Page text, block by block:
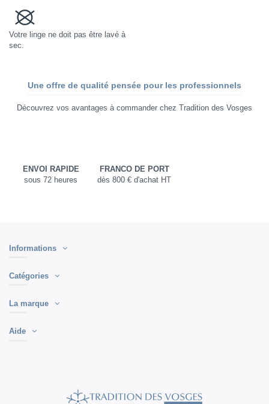
Votre linge ne doit pas être lavé à
sec.
Une offre de qualité pensée pour les professionnels
Découvrez vos avantages à commander chez Tradition des Vosges
ENVOI RAPIDE
sous 72 heures
FRANCO DE PORT
dès 800 € d'achat HT
Informations
Catégories
La marque
Aide